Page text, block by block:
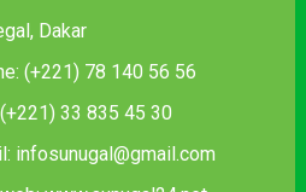
Dakar
(+221) 78 140 56 56
33 835 45 30
infosunugal@gmail.com